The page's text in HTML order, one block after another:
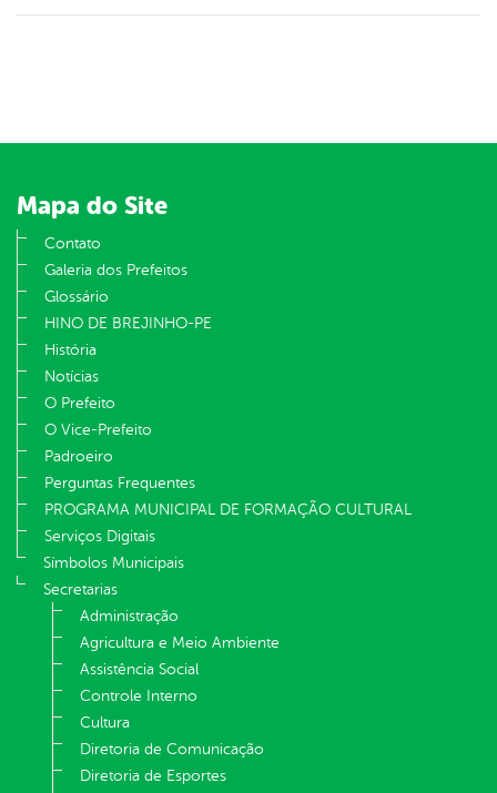
Mapa do Site
Contato
Galeria dos Prefeitos
Glossário
HINO DE BREJINHO-PE
História
Notícias
O Prefeito
O Vice-Prefeito
Padroeiro
Perguntas Frequentes
PROGRAMA MUNICIPAL DE FORMAÇÃO CULTURAL
Serviços Digitais
Símbolos Municipais
Secretarias
Administração
Agricultura e Meio Ambiente
Assistência Social
Controle Interno
Cultura
Diretoria de Comunicação
Diretoria de Esportes